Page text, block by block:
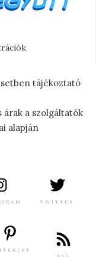
tájékoztató
a szolgáltatók
alapján
TWITTER
RSS